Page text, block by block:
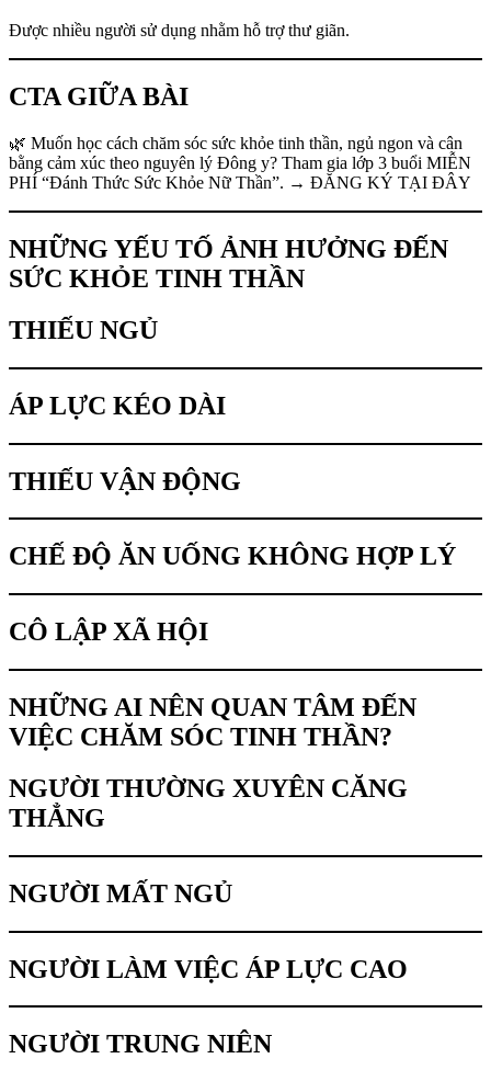
Được nhiều người sử dụng nhằm hỗ trợ thư giãn.
CTA GIỮA BÀI
🌿 Muốn học cách chăm sóc sức khỏe tinh thần, ngủ ngon và cân
bằng cảm xúc theo nguyên lý Đông y? Tham gia lớp 3 buổi MIỄN
PHÍ “Đánh Thức Sức Khỏe Nữ Thần”. → ĐĂNG KÝ TẠI ĐÂY
NHỮNG YẾU TỐ ẢNH HƯỞNG ĐẾN
SỨC KHỎE TINH THẦN
THIẾU NGỦ
ÁP LỰC KÉO DÀI
THIẾU VẬN ĐỘNG
CHẾ ĐỘ ĂN UỐNG KHÔNG HỢP LÝ
CÔ LẬP XÃ HỘI
NHỮNG AI NÊN QUAN TÂM ĐẾN
VIỆC CHĂM SÓC TINH THẦN?
NGƯỜI THƯỜNG XUYÊN CĂNG
THẲNG
NGƯỜI MẤT NGỦ
NGƯỜI LÀM VIỆC ÁP LỰC CAO
NGƯỜI TRUNG NIÊN